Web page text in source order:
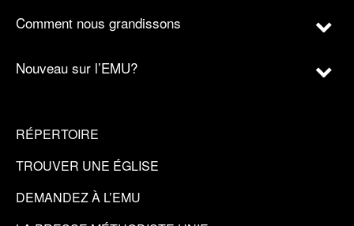
Comment nous grandissons
Nouveau sur l’EMU?
RÉPERTOIRE
TROUVER UNE ÉGLISE
DEMANDEZ À L’EMU